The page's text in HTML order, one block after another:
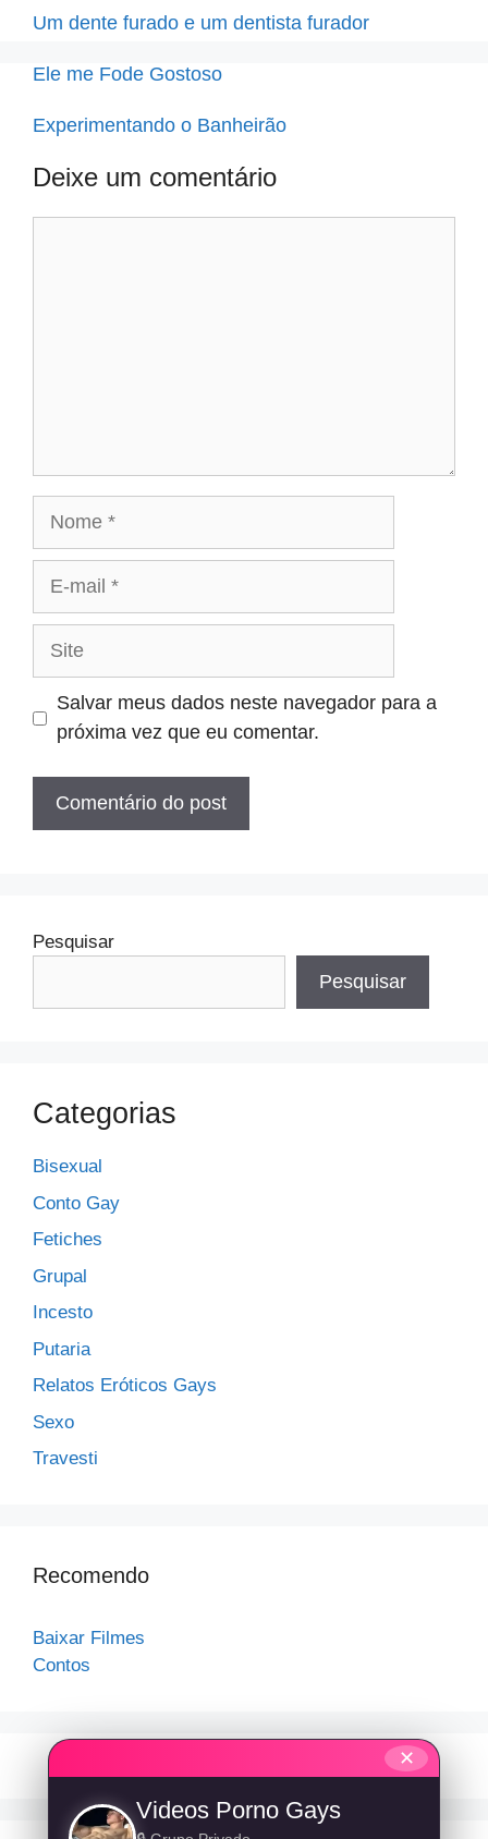
Um dente furado e um dentista furador
Ele me Fode Gostoso
Experimentando o Banheirão
Deixe um comentário
Site
Salvar meus dados neste navegador para a
próxima vez que eu comentar.
Pesquisar
Pesquisar
Categorias
Bisexual
Conto Gay
Fetiches
Grupal
Incesto
Putaria
Relatos Eróticos Gays
Sexo
Travesti
Recomendo
Baixar Filmes
Contos
✕
Videos Porno Gays